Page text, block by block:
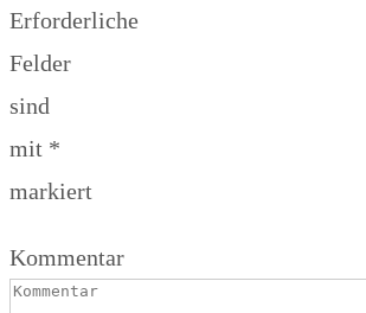
Erforderliche
Felder
sind
mit *
markiert
Kommentar